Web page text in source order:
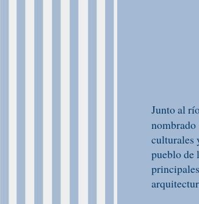
Junto al
nombrado
culturales
pueblo de